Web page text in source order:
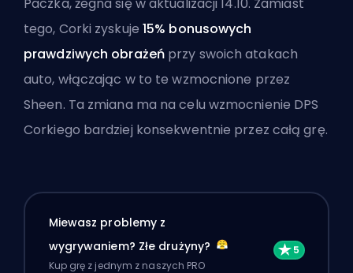
tego, Corki zyskuje 15% bonusowych
prawdziwych obrażeńprzy swoich atakach
auto, włączając w to te wzmocnione przez
Sheen. Ta zmiana ma na celu wzmocnienie DPS
Corkiego bardziej konsekwentnie przez całą grę.
Miewasz problemy z
wygrywaniem? Złe drużyny?
Kup grę z jednym z naszych PRO